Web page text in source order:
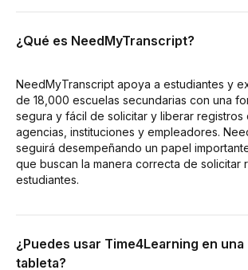
¿Qué es NeedMyTranscript?
NeedMyTranscript apoya a estudiantes y
de 18,000 escuelas secundarias con una
segura y fácil de solicitar y liberar registros
agencias, instituciones y empleadores.
seguirá desempeñando un papel
que buscan la manera correcta de solicitar
estudiantes.
¿Puedes usar Time4Learning en una
tableta?